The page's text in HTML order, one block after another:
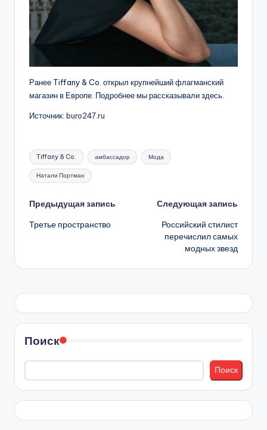
Ранее Tiffany & Co. открыл крупнейший флагманский
магазин в Европе. Подробнее мы рассказывали здесь.
Источник: buro247.ru
Метки:
Tiffany & Co. амбассадор Мода
Натали Портман
Навигация
записи
Предыдущая запись
Третье пространство
Следующая запись
Российский стилист
перечислил самых
модных звезд
Поиск
Поиск